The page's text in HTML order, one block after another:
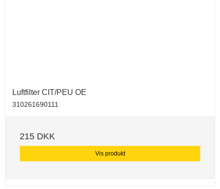
Luftfilter CIT/PEU OE
310261690111
215 DKK
Vis produkt